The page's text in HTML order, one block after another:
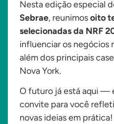
Nesta edição especial
Sebrae, reunimosoito
selecionadas da NRF
influenciar os negócios
além dos principais
Nova York.
O futuro já está aqui —
convite para você
novas ideias em prática!